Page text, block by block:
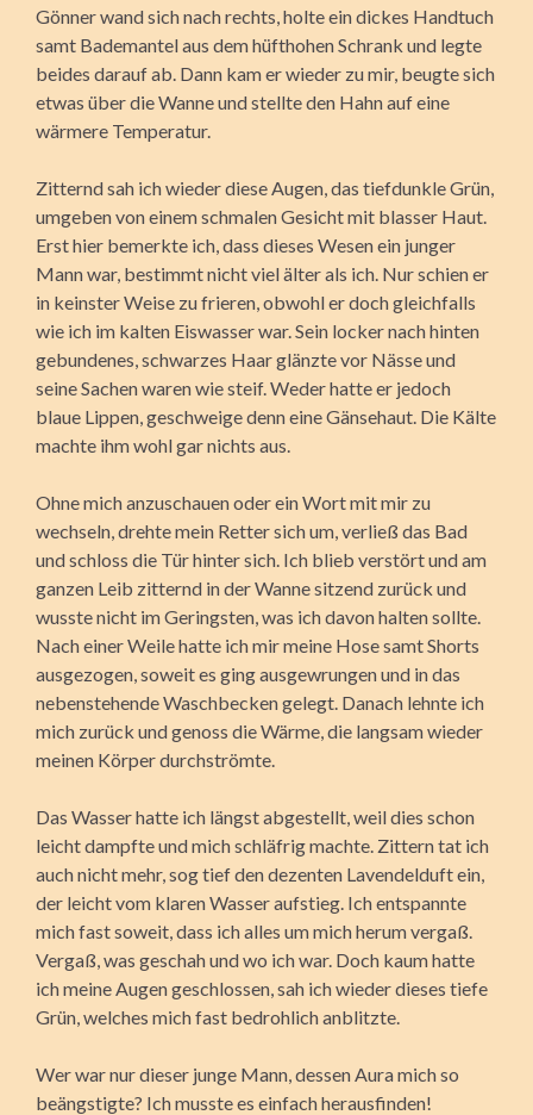
Gönner wand sich nach rechts, holte ein dickes Handtuch
samt Bademantel aus dem hüfthohen Schrank und legte
beides darauf ab. Dann kam er wieder zu mir, beugte sich
etwas über die Wanne und stellte den Hahn auf eine
wärmere Temperatur.
Zitternd sah ich wieder diese Augen, das tiefdunkle Grün,
umgeben von einem schmalen Gesicht mit blasser Haut.
Erst hier bemerkte ich, dass dieses Wesen ein junger
Mann war, bestimmt nicht viel älter als ich. Nur schien er
in keinster Weise zu frieren, obwohl er doch gleichfalls
wie ich im kalten Eiswasser war. Sein locker nach hinten
gebundenes, schwarzes Haar glänzte vor Nässe und
seine Sachen waren wie steif. Weder hatte er jedoch
blaue Lippen, geschweige denn eine Gänsehaut. Die Kälte
machte ihm wohl gar nichts aus.
Ohne mich anzuschauen oder ein Wort mit mir zu
wechseln, drehte mein Retter sich um, verließ das Bad
und schloss die Tür hinter sich. Ich blieb verstört und am
ganzen Leib zitternd in der Wanne sitzend zurück und
wusste nicht im Geringsten, was ich davon halten sollte.
Nach einer Weile hatte ich mir meine Hose samt Shorts
ausgezogen, soweit es ging ausgewrungen und in das
nebenstehende Waschbecken gelegt. Danach lehnte ich
mich zurück und genoss die Wärme, die langsam wieder
meinen Körper durchströmte.
Das Wasser hatte ich längst abgestellt, weil dies schon
leicht dampfte und mich schläfrig machte. Zittern tat ich
auch nicht mehr, sog tief den dezenten Lavendelduft ein,
der leicht vom klaren Wasser aufstieg. Ich entspannte
mich fast soweit, dass ich alles um mich herum vergaß.
Vergaß, was geschah und wo ich war. Doch kaum hatte
ich meine Augen geschlossen, sah ich wieder dieses tiefe
Grün, welches mich fast bedrohlich anblitzte.
Wer war nur dieser junge Mann, dessen Aura mich so
beängstigte? Ich musste es einfach herausfinden!